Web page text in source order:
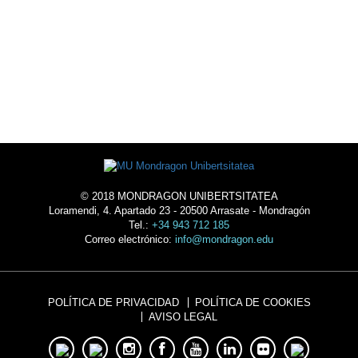
© 2018 MONDRAGON UNIBERTSITATEA
Loramendi, 4. Apartado 23 - 20500 Arrasate - Mondragón
Tel.: +34 943 712 185
Correo electrónico: info@mondragon.edu
POLÍTICA DE PRIVACIDAD
POLÍTICA DE COOKIES
AVISO LEGAL